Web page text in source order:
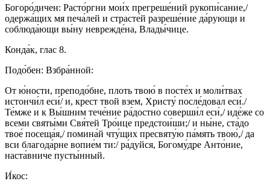
Богоро́дичен: Расто́ргни мои́х прегреше́ний рукопи́сание,/
одержа́щих мя печа́лей и страсте́й разреше́ние да́рующи и
соблюда́ющи вы́ну неврежде́на, Влады́чице.
Конда́к, глас 8.
Подо́бен: Взбра́нной:
От ю́ности, преподо́бне, плоть твою́ в посте́х и моли́твах
истончи́л еси́/ и, крест твой взем, Христу́ после́довал еси́./
Те́мже и к Вы́шним тече́ние ра́достно соверши́л еси́,/ иде́же со
всеми святы́ми Свя́тей Тро́ице предстои́ши;/ и ны́не, ста́до
твое́ посеща́я,/ помина́й чту́щих пресвяту́ю па́мять твою́,/ да
вси благода́рне вопие́м ти:/ ра́дуйся, Богому́дре Анто́ние,
наста́вниче пусты́нный.
И́кос: